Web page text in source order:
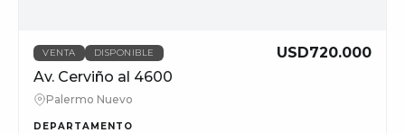
VENTA DISPONIBLE
USD720.000
Av. Cerviño al 4600
Palermo Nuevo
DEPARTAMENTO